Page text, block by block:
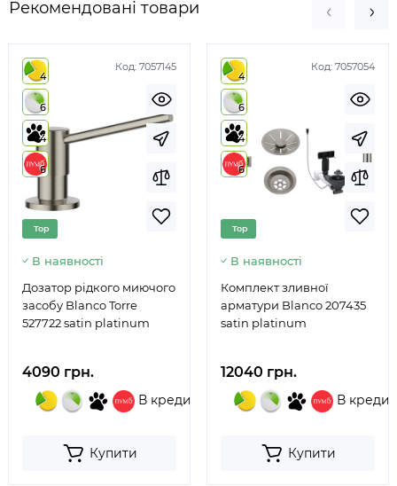
Рекомендовані товари
Код: 7057145
4
6
4
6
Top
В наявності
Дозатор рідкого миючого
засобу Blanco Torre
527722 satin platinum
4090 грн.
В кредит
Купити
Код: 7057054
4
6
4
6
Top
В наявності
Комплект зливної
арматури Blanco 207435
satin platinum
12040 грн.
В кредит
Купити